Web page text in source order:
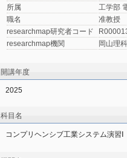
所属
工学部
職名
准教授
researchmap研究者コード
researchmap機関
岡山理
開講年度
2025
科目名
コンプリヘンシブ工業システム演習Ⅰ